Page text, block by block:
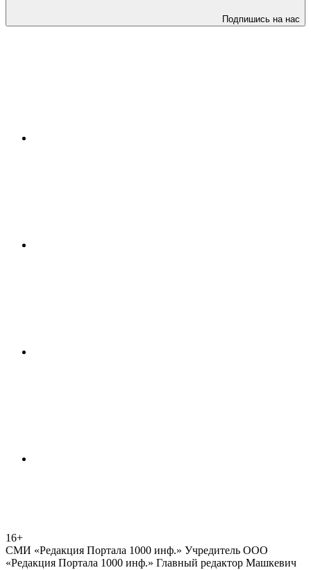
Подпишись на нас
16+
СМИ «Редакция Портала 1000 инф.» Учредитель ООО
«Редакция Портала 1000 инф.» Главный редактор Машкевич